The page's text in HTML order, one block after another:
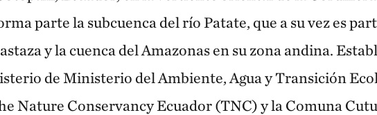
parte la subcuenca del río Patate, que a su vez es
y la cuenca del Amazonas en su zona andina.
de Ministerio del Ambiente, Agua y Transición
Nature Conservancy Ecuador (TNC) y la Comuna